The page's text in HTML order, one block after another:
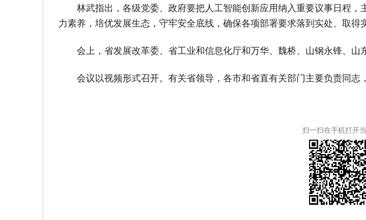
林武指出，各级党委、政府要把人工智能创新应用纳入重要议事日程
力素养，培优发展生态，守牢安全底线，确保各项部署要求落到实处、取得
会上，省发展改革委、省工业和信息化厅和万华、魏桥、山钢永锋、山
会议以视频形式召开。有关省领导，各市和省直有关部门主要负责同志
扫一扫在手机打开